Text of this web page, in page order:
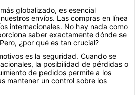
globalizado, es esencial
envíos. Las compras en línea
internacionales. No hay nada como
saber exactamente dónde se
¿por qué es tan crucial?
es la seguridad. Cuando se
la posibilidad de pérdidas o
de pedidos permite a los
mantener un control sobre los